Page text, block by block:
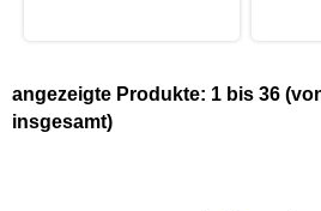
angezeigte Produkte: 1 bis 36
insgesamt)